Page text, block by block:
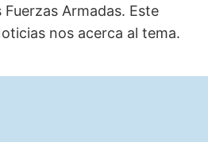
Armadas. Este
nos acerca al tema.